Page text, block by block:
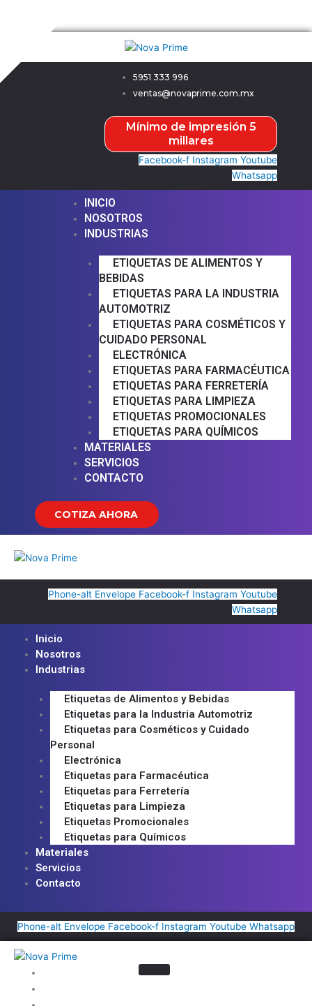
5951 333 996
ventas@novaprime.com.mx
Mínimo de impresión 5
millares
Facebook-f Instagram Youtube
Whatsapp
INICIO
NOSOTROS
INDUSTRIAS
ETIQUETAS DE ALIMENTOS Y
BEBIDAS
ETIQUETAS PARA LA INDUSTRIA
AUTOMOTRIZ
ETIQUETAS PARA COSMÉTICOS Y
CUIDADO PERSONAL
ELECTRÓNICA
ETIQUETAS PARA FARMACÉUTICA
ETIQUETAS PARA FERRETERÍA
ETIQUETAS PARA LIMPIEZA
ETIQUETAS PROMOCIONALES
ETIQUETAS PARA QUÍMICOS
MATERIALES
SERVICIOS
CONTACTO
COTIZA AHORA
Phone-alt Envelope Facebook-f Instagram Youtube
Whatsapp
Inicio
Nosotros
Industrias
Etiquetas de Alimentos y Bebidas
Etiquetas para la Industria Automotriz
Etiquetas para Cosméticos y Cuidado
Personal
Electrónica
Etiquetas para Farmacéutica
Etiquetas para Ferretería
Etiquetas para Limpieza
Etiquetas Promocionales
Etiquetas para Químicos
Materiales
Servicios
Contacto
Phone-alt Envelope Facebook-f Instagram Youtube Whatsapp